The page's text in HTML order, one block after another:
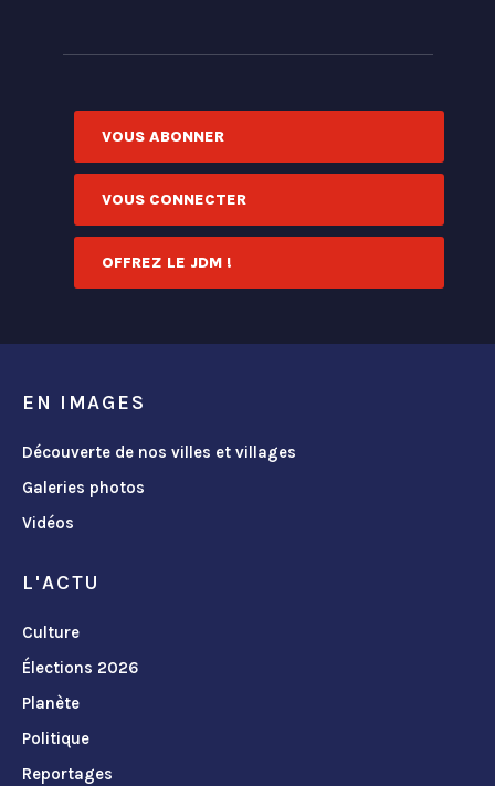
VOUS ABONNER
VOUS CONNECTER
OFFREZ LE JDM !
EN IMAGES
Découverte de nos villes et villages
Galeries photos
Vidéos
L'ACTU
Culture
Élections 2026
Planète
Politique
Reportages